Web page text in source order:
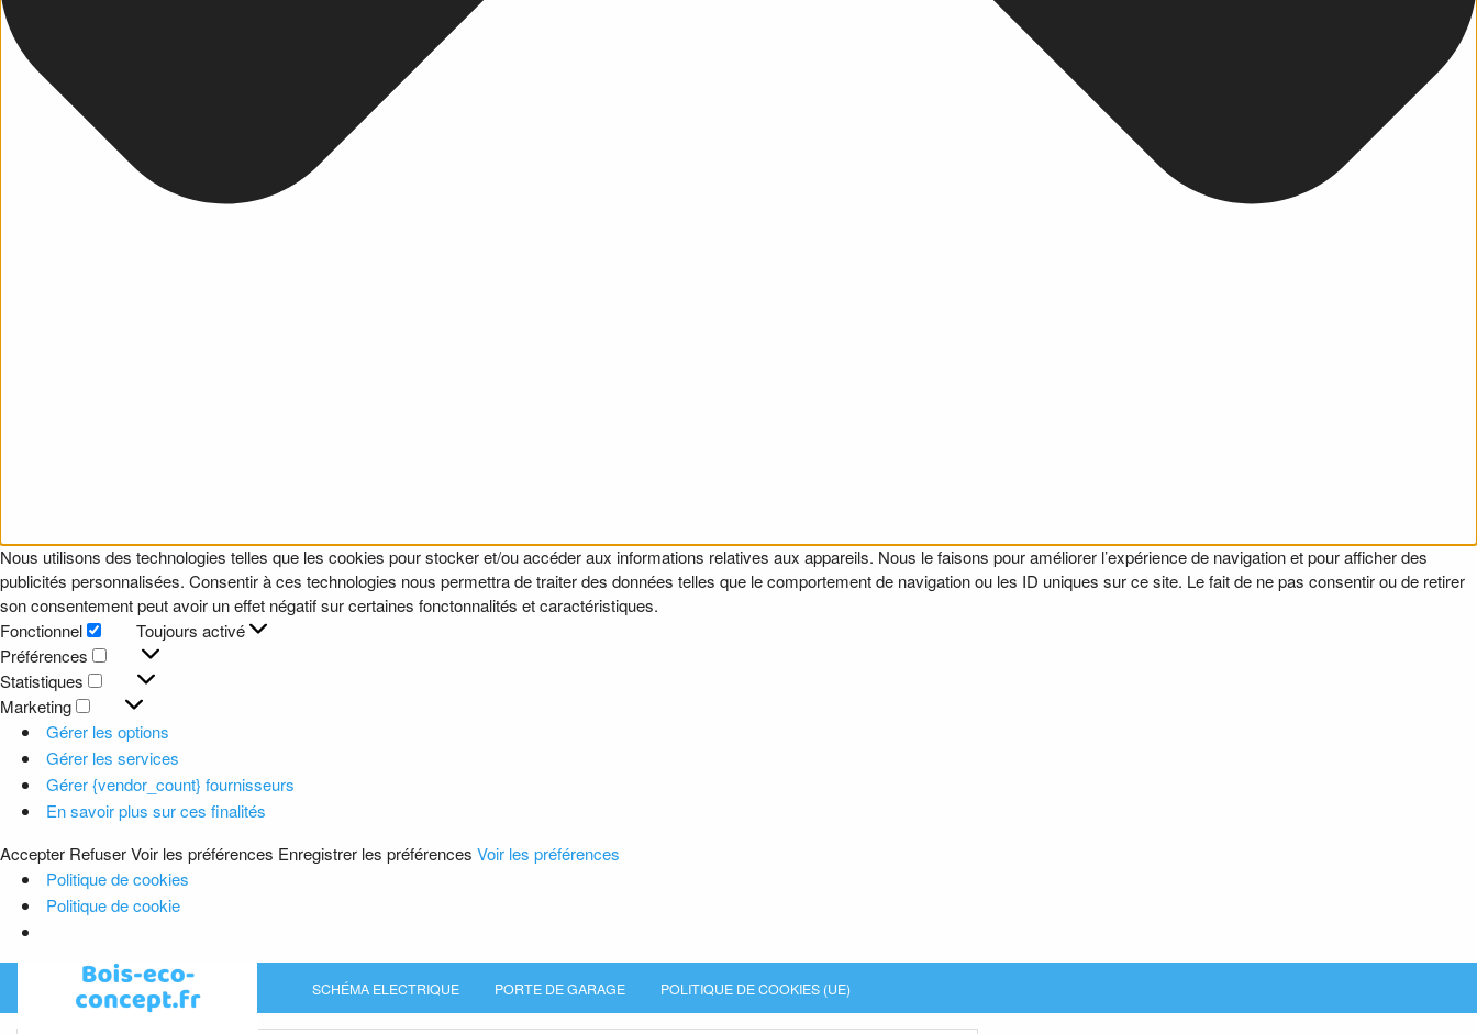
Nous utilisons des technologies telles que les cookies pour stocker et/ou accéder aux informations relatives aux appareils. Nous le faisons pour améliorer l’expérience de navigation et pour afficher des
publicités personnalisées. Consentir à ces technologies nous permettra de traiter des données telles que le comportement de navigation ou les ID uniques sur ce site. Le fait de ne pas consentir ou de retirer
son consentement peut avoir un effet négatif sur certaines fonctonnalités et caractéristiques.
Fonctionnel
Fonctionnel
Toujours activé
Préférences
Préférences
Statistiques
Statistiques
Marketing
Marketing
Gérer les options
Gérer les services
Gérer {vendor_count} fournisseurs
En savoir plus sur ces finalités
Accepter RefuserVoir les préférences Enregistrer les préférences Voir les préférences
Politique de cookies
Politique de cookie
SCHÉMA ELECTRIQUE PORTE DE GARAGE POLITIQUE DE COOKIES (UE)